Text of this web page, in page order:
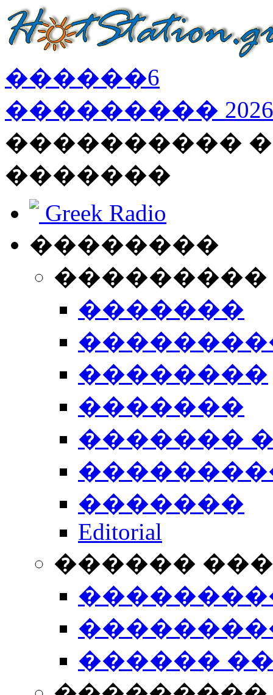
������6
��������� 2026
����������
�������
Greek Radio
��������
�������
��������
�������
�������
�������
Editorial
������
������